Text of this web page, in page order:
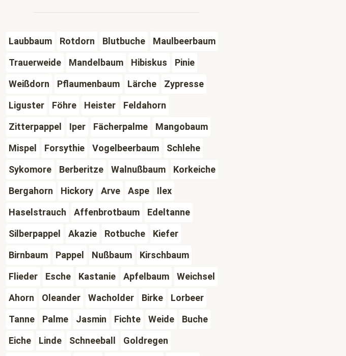
Laubbaum Rotdorn Blutbuche
Maulbeerbaum
Trauerweide
Mandelbaum Hibiskus
Pinie
Weißdorn
Pflaumenbaum Lärche
Zypresse
Liguster
Föhre Heister
Feldahorn
Zitterpappel
Iper Fächerpalme
Mangobaum
Mispel
Forsythie Vogelbeerbaum
Schlehe
Sykomore
Berberitze Walnußbaum
Korkeiche
Bergahorn
Hickory Arve Aspe
Ilex
Haselstrauch
Affenbrotbaum
Edeltanne
Silberpappel
Akazie Rotbuche
Kiefer
Birnbaum
Pappel Nußbaum
Kirschbaum
Flieder
Esche Kastanie Apfelbaum
Weichsel
Ahorn
Oleander Wacholder Birke
Lorbeer
Tanne
Palme Jasmin Fichte Weide
Buche
Eiche
Linde Schneeball
Goldregen